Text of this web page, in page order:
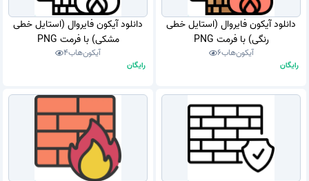
دانلود آیکون فایروال (استایل خطی
رنگی) با فرمت PNG
آیکون‌هاب6
رایگان
دانلود آیکون فایروال (استایل خطی
مشکی) با فرمت PNG
آیکون‌هاب4
رایگان